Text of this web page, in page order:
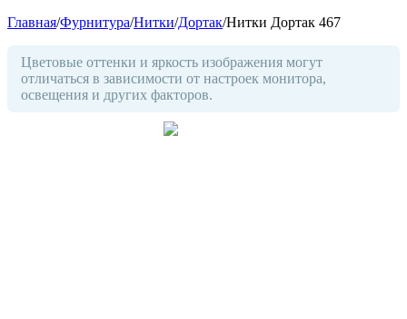
Главная/Фурнитура/Нитки/Дортак/Нитки Дортак 467
Цветовые оттенки и яркость изображения могут
отличаться в зависимости от настроек монитора,
освещения и других факторов.